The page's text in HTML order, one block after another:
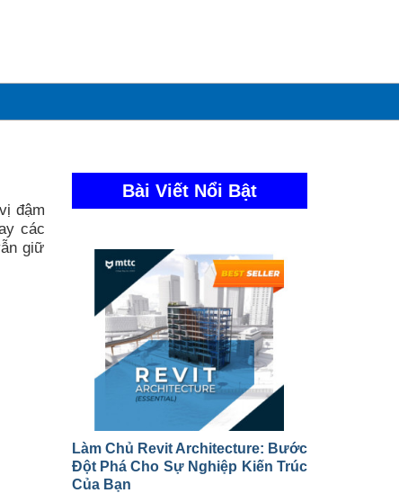
đậm
các
giữ
Bài Viết Nổi Bật
Làm Chủ Revit Architecture: Bước
Đột Phá Cho Sự Nghiệp Kiến Trúc
Của Bạn